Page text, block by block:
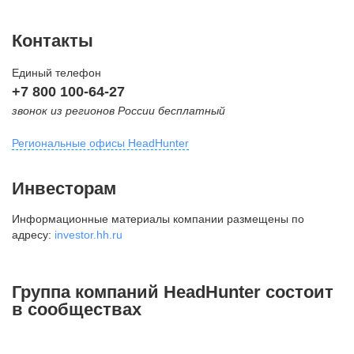
Контакты
Единый телефон
+7 800 100-64-27
звонок из регионов России бесплатный
Региональные офисы HeadHunter
внутригородская территория
Муниципальный округ Тверской,
2-я Брестская ул., д. 48,
+7 495 980-64-27
Инвесторам
Информационные материалы компании размещены по
адресу: investor.hh.ru
Группа компаний HeadHunter состоит
в сообществах